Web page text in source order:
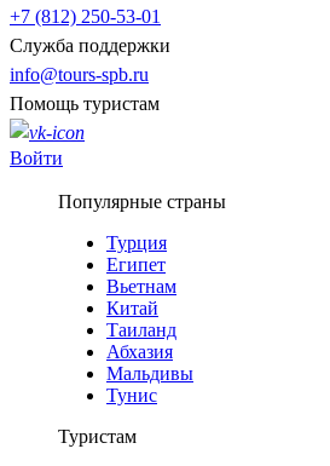
+7 (812) 250-53-01
Служба поддержки
info@tours-spb.ru
Помощь туристам
Войти
Популярные страны
Турция
Египет
Вьетнам
Китай
Таиланд
Абхазия
Мальдивы
Тунис
Туристам